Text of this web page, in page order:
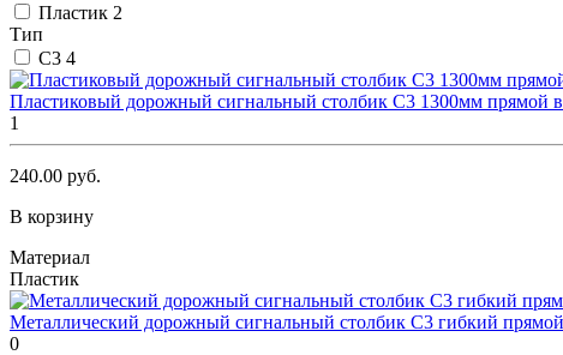
Пластик 2
Тип
С3 4
Пластиковый дорожный сигнальный столбик С3 1300мм прямой
1
240.00 руб.
В корзину
Материал
Пластик
Металлический дорожный сигнальный столбик С3 гибкий
0